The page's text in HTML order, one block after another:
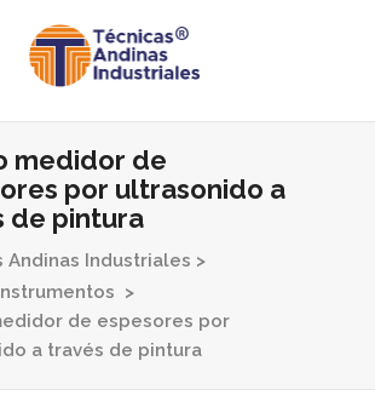
medidor de
por ultrasonido a
de pintura
Andinas Industriales >
>
de espesores por
a través de pintura